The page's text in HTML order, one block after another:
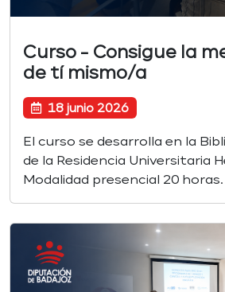
Curso - Consigue la
de tí mismo/a
18 junio 2026
El curso se desarrolla en la
de la Residencia Universitaria
Modalidad presencial 20 horas.